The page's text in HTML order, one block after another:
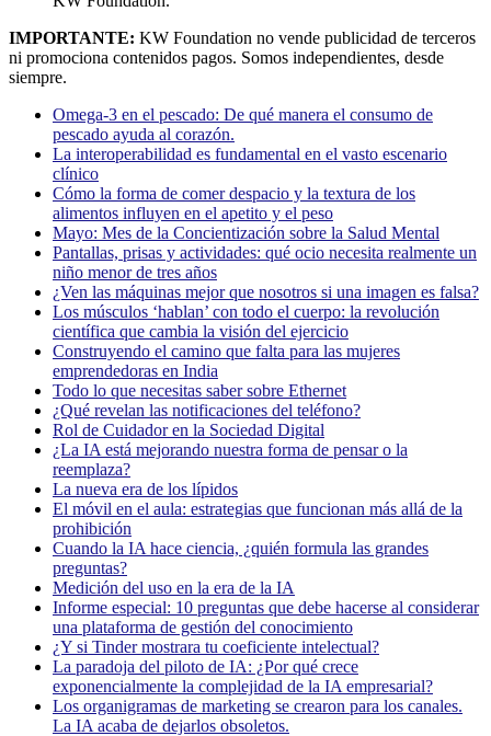
IMPORTANTE: KW Foundation no vende publicidad de terceros
ni promociona contenidos pagos. Somos independientes, desde
siempre.
Omega-3 en el pescado: De qué manera el consumo de
pescado ayuda al corazón.
La interoperabilidad es fundamental en el vasto escenario
clínico
Cómo la forma de comer despacio y la textura de los
alimentos influyen en el apetito y el peso
Mayo: Mes de la Concientización sobre la Salud Mental
Pantallas, prisas y actividades: qué ocio necesita realmente un
niño menor de tres años
¿Ven las máquinas mejor que nosotros si una imagen es falsa?
Los músculos ‘hablan’ con todo el cuerpo: la revolución
científica que cambia la visión del ejercicio
Construyendo el camino que falta para las mujeres
emprendedoras en India
Todo lo que necesitas saber sobre Ethernet
¿Qué revelan las notificaciones del teléfono?
Rol de Cuidador en la Sociedad Digital
¿La IA está mejorando nuestra forma de pensar o la
reemplaza?
La nueva era de los lípidos
El móvil en el aula: estrategias que funcionan más allá de la
prohibición
Cuando la IA hace ciencia, ¿quién formula las grandes
preguntas?
Medición del uso en la era de la IA
Informe especial: 10 preguntas que debe hacerse al considerar
una plataforma de gestión del conocimiento
¿Y si Tinder mostrara tu coeficiente intelectual?
La paradoja del piloto de IA: ¿Por qué crece
exponencialmente la complejidad de la IA empresarial?
Los organigramas de marketing se crearon para los canales.
La IA acaba de dejarlos obsoletos.